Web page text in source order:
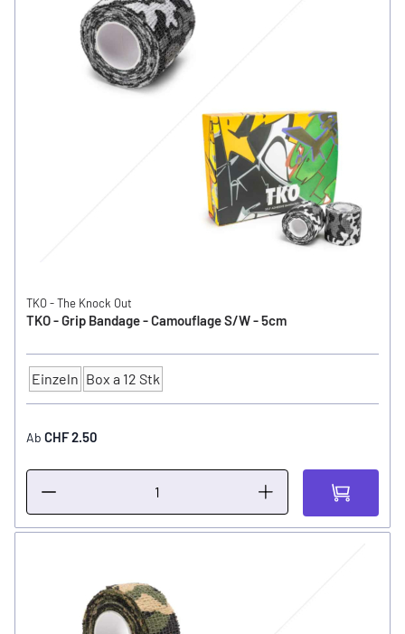
TKO - The Knock Out
TKO - Grip Bandage - Camouflage S/W - 5cm
Anzahl
Einzeln Box a 12 Stk
Ab CHF 2.50